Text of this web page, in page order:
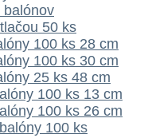
balónov
50 ks
100 ks 28 cm
100 ks 30 cm
25 ks 48 cm
100 ks 13 cm
100 ks 26 cm
100 ks